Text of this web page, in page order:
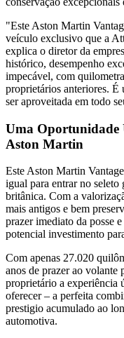
"Este Aston Martin
veículo exclusivo que a
explica o diretor da
histórico, desempenho
impecável, com
proprietários anteriores. É
ser aproveitada em todo
Uma Oportunidade
Aston Martin
Este Aston Martin
igual para entrar no seleto
britânica. Com a
mais antigos e bem
prazer imediato da posse
potencial investimento
Com apenas 27.020
anos de prazer ao volante
proprietário a experiência
oferecer – a perfeita
prestigio acumulado ao
automotiva.